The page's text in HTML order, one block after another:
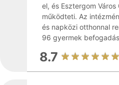
el, és Esztergom
működteti. Az
és napközi otthonnal
96 gyermek
8.7